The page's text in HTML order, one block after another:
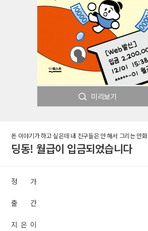
미리보기
돈 이야기가 하고 싶은데 내 친구들은 안 해서 그리는 만화
딩동! 월급이 입금되었습니다
정 가
출 간
지 은 이